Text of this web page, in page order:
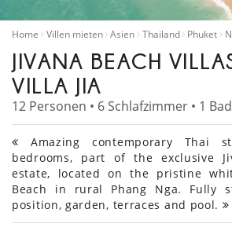
Home Villen mieten Asien Thailand Phuket
JIVANA BEACH
VILLA JIA
12 Personen • 6 Schlafzimmer • 1
Amazing contemporary Thai
bedrooms, part of the exclusive
estate, located on the pristine
Beach in rural Phang Nga. Fully
position, garden, terraces and pool.